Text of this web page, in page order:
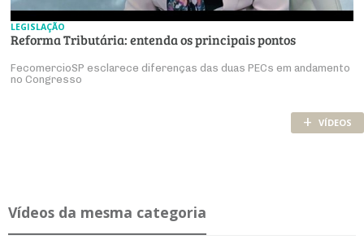
LEGISLAÇÃO
Reforma Tributária: entenda os principais pontos
FecomercioSP esclarece diferenças das duas PECs em andamento
no Congresso
+ VÍDEOS
Ví­deos da mesma ca­te­goria